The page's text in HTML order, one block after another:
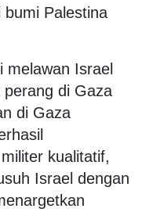
bumi Palestina
melawan Israel
di Gaza
di Gaza
kualitatif,
Israel dengan